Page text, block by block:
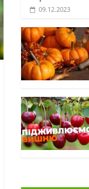
09.12.2023